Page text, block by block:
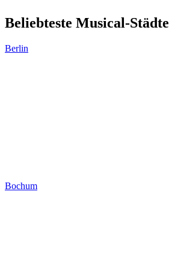
Beliebteste Musical-Städte
Berlin
Bochum